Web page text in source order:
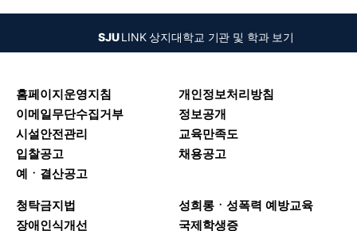
SJU LINK 상지대학교 기관 및 학과 보기
홈페이지운영지침
개인정보처리방침
이메일무단수집거부
정보공개
시설안전관리
교육만족도
입찰공고
채용공고
예ㆍ결산공고
청탁금지법
성희롱ㆍ성폭력 예방교육
장애인식개선
국제학생증